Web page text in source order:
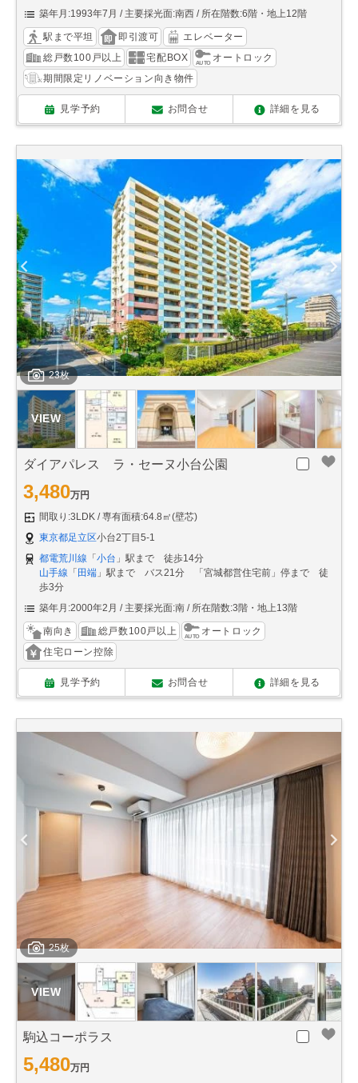
築年月:1993年7月
主要採光面:南西 所在階数:6階・地上12階
駅まで平坦 即引渡可
エレベーター
総戸数100戸以上
宅配BOX
オートロック
期間限定リノベーション向き物件
見学予約 お問合せ 詳細を見る
23枚
ダイアパレス ラ・セーヌ小台公園
3,480万円
間取り:3LDK
専有面積:64.8㎡(壁芯)
東京都足立区小台2丁目5-1
都電荒川線 「小台 」駅まで 徒歩14分
山手線 「田端 」駅まで バス21分 「宮城都営住宅前」停まで 徒
歩3分
築年月:2000年2月
主要採光面:南 所在階数:3階・地上13階
南向き 総戸数100戸以上
オートロック
住宅ローン控除
見学予約 お問合せ 詳細を見る
25枚
駒込コーポラス
5,480万円